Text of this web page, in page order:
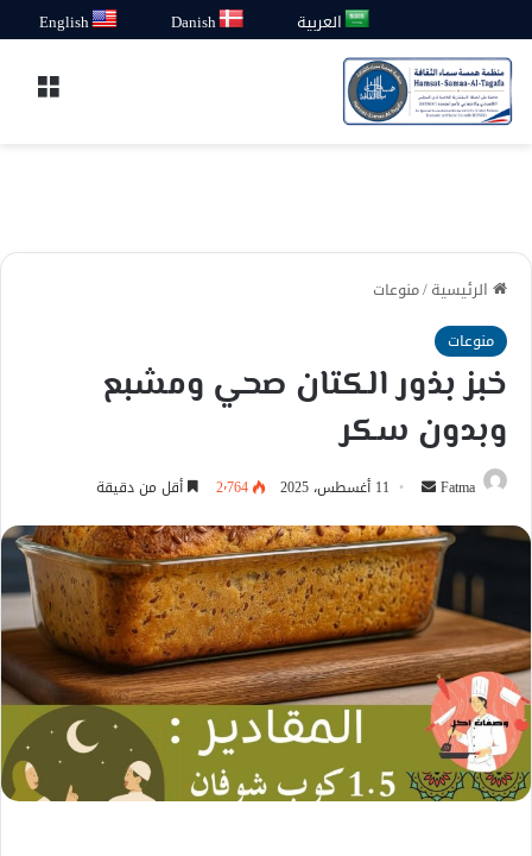
العربية Danish
English
الرئيسية/منوعات
منوعات
خبز بذور الكتان صحي ومشبع
وبدون سكر
Fatma
أرسل
إلكترونيا
11 أغسطس، 2025 2٬764 أقل من دقيقة